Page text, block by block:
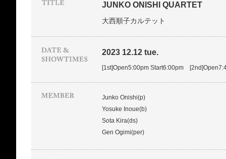
JUNKO ONISHI QUARTET
大西順子カルテット
2023 12.12 tue.
[1st]Open5:00pm Start6:00pm
Junko Onishi(p)
Yosuke Inoue(b)
Sota Kira(ds)
Gen Ogimi(per)